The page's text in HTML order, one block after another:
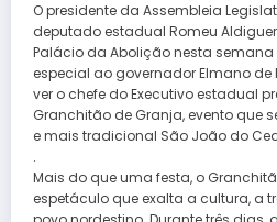
O presidente da Assembleia
deputado estadual Romeu
Palácio da Abolição nesta
especial ao governador Elmano de
ver o chefe do Executivo estadual
Granchitão de Granja, evento que
e mais tradicional São João do
.
Mais do que uma festa, o
espetáculo que exalta a cultura, a